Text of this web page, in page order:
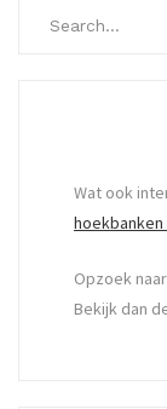
Wat ook
hoekbanken
Opzoek
Bekijk dan